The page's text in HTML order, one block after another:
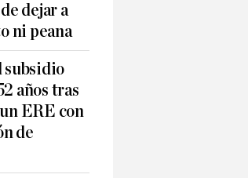
dejar a
ni peana
subsidio
años tras
ERE con
de